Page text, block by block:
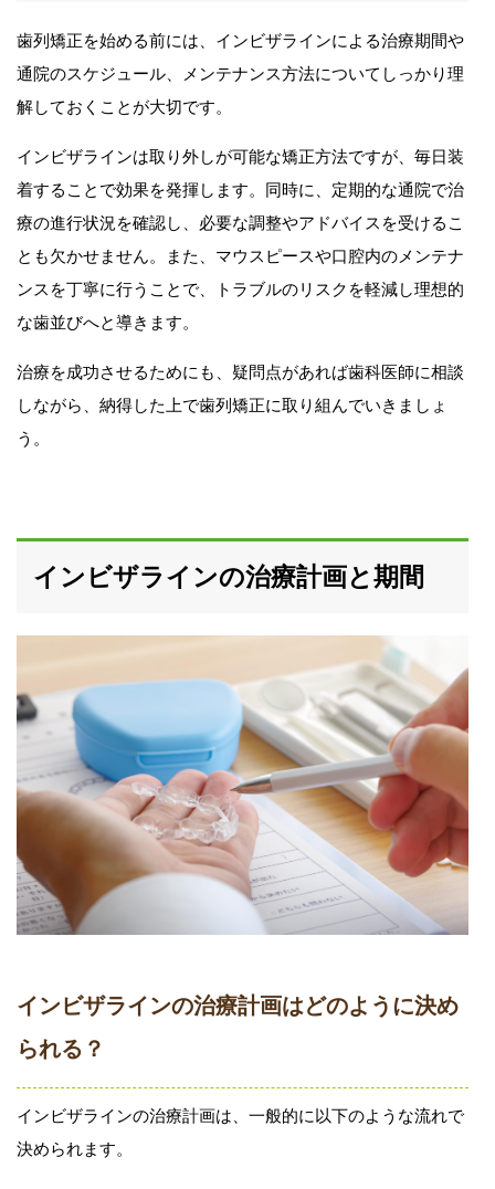
歯列矯正を始める前には、インビザラインによる治療期間や
通院のスケジュール、メンテナンス方法についてしっかり理
解しておくことが大切です。
インビザラインは取り外しが可能な矯正方法ですが、毎日装
着することで効果を発揮します。同時に、定期的な通院で治
療の進行状況を確認し、必要な調整やアドバイスを受けるこ
とも欠かせません。また、マウスピースや口腔内のメンテナ
ンスを丁寧に行うことで、トラブルのリスクを軽減し理想的
な歯並びへと導きます。
治療を成功させるためにも、疑問点があれば歯科医師に相談
しながら、納得した上で歯列矯正に取り組んでいきましょ
う。
インビザラインの治療計画と期間
インビザラインの治療計画はどのように決め
られる？
インビザラインの治療計画は、一般的に以下のような流れで
決められます。